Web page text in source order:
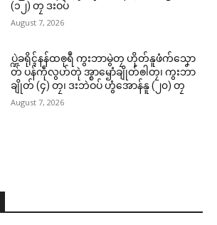
© ဌာန်ပရိုၚ်ဗၠးၜးမန်
တ်၊ ပ
ဒၟံင်
(၁၂) တၠ ဒးဝပ်
August 7, 2026
ပ္ဍဲခရိုၚ်နန်ထၜုရဳ ကွးဘာမွဲတၠ ဟိုတ်နူဖံက်သၞော
တ် ပန်ကဵုလွဟ်တုဲ အ္စာၝောံချိုတ်ၜါတၠ၊ ကွးဘာ
ချိုတ် (၄) တၠ၊ ဒးဘဲဝပ် ဟွံအောန်နူ (၂၀) တၠ
August 7, 2026